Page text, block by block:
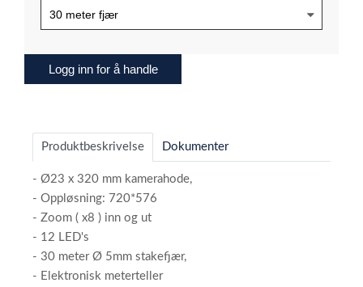
Logg inn for å handle
Produktbeskrivelse Dokumenter
- Ø23 x 320 mm kamerahode,
- Oppløsning: 720*576
- Zoom ( x8 ) inn og ut
- 12 LED's
- 30 meter Ø 5mm stakefjær,
- Elektronisk meterteller